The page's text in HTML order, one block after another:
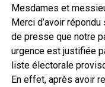
Mesdames et
Merci d’avoir
de presse que notre
urgence est justifiée
liste électorale
En effet, après avoir